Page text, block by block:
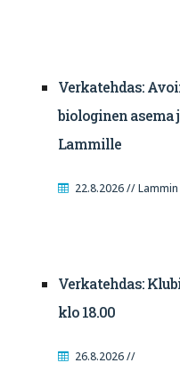
Verkatehdas:
biologinen
Lammille
22.8.2026 //
Verkatehdas:
klo 18.00
26.8.2026 //